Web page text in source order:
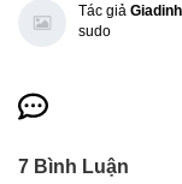
Tác giả
sudo
7 Bình Luận